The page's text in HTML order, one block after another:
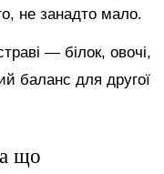
не занадто мало.
— білок, овочі,
баланс для другої
що